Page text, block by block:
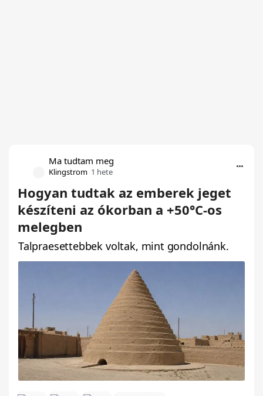
Ma tudtam meg
Klingstrom 1 hete
Hogyan tudtak az emberek jeget
készíteni az ókorban a +50°C-os
melegben
Talpraesettebbek voltak, mint gondolnánk.